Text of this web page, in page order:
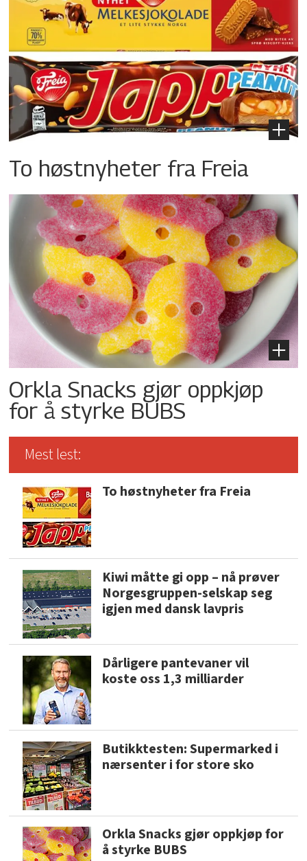
To høstnyheter fra Freia
Orkla Snacks gjør oppkjøp
for å styrke BUBS
Mest lest:
To høstnyheter fra Freia
Kiwi måtte gi opp – nå prøver
Norgesgruppen-selskap seg
igjen med dansk lavpris
Dårligere pantevaner vil
koste oss 1,3 milliarder
Butikktesten: Supermarked i
nærsenter i for store sko
Orkla Snacks gjør oppkjøp for
å styrke BUBS